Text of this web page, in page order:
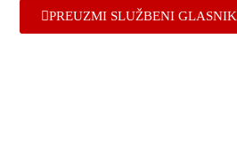
PREUZMI SLUŽBENI GLASNIK